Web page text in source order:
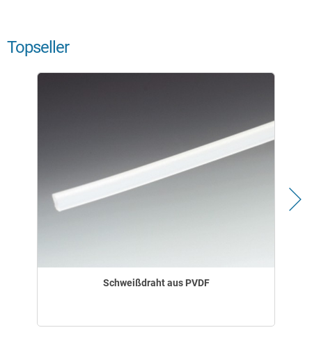
Topseller
Schweißdraht aus PVDF